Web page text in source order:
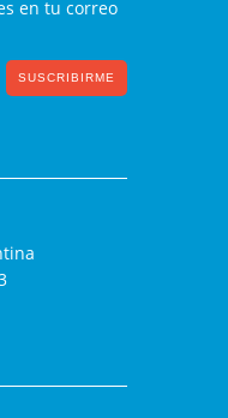
en tu correo